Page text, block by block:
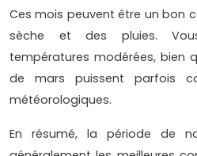
Ces mois peuvent être un bon
sèche et des pluies.
températures modérées, bien
de mars puissent parfois
météorologiques.
En résumé, la période de